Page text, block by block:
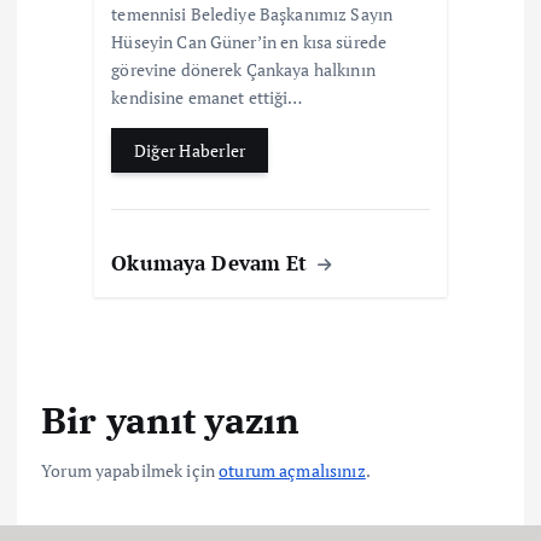
temennisi Belediye Başkanımız Sayın
Hüseyin Can Güner’in en kısa sürede
görevine dönerek Çankaya halkının
kendisine emanet ettiği…
Diğer Haberler
Okumaya Devam Et
Bir yanıt yazın
Yorum yapabilmek içinoturum açmalısınız.